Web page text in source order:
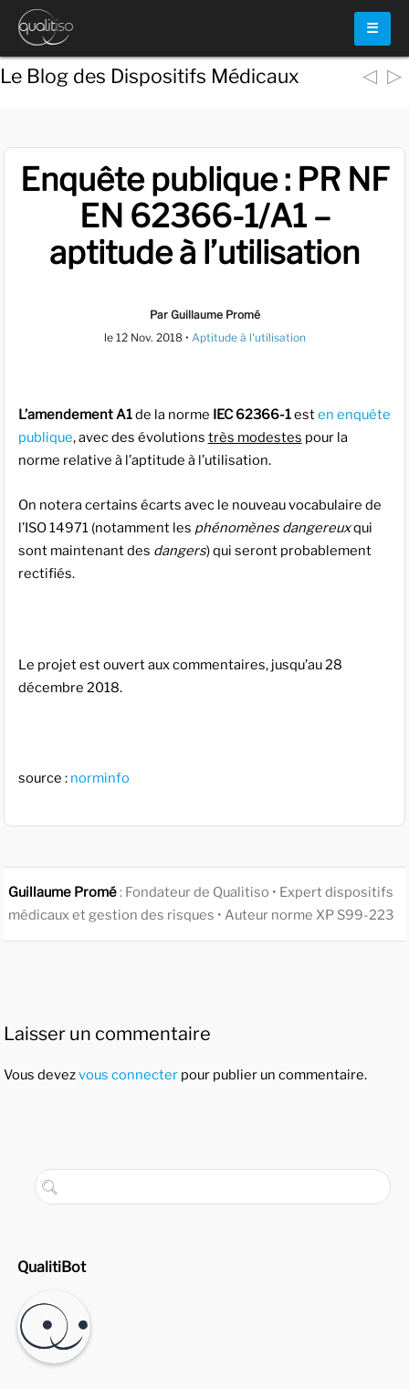
☰
Le Blog des Dispositifs Médicaux ◁ ▷
Enquête publique : PR NF
EN 62366-1/A1 –
aptitude à l’utilisation
Par Guillaume Promé
le 12 Nov. 2018 • Aptitude à l'utilisation
L’amendement A1de la norme IEC 62366-1esten enquête
publique, avec des évolutions très modestes pour la
norme relative à l’aptitude à l’utilisation.
On notera certains écarts avec le nouveau vocabulaire de
l’ISO 14971 (notamment les phénomènes dangereuxqui
sont maintenant des dangers) qui seront probablement
rectifiés.
Le projet est ouvert aux commentaires, jusqu’au 28
décembre 2018.
source : norminfo
Guillaume Promé: Fondateur de Qualitiso • Expert dispositifs
médicaux et gestion des risques • Auteur norme XP S99-223
Laisser un commentaire
Vous devezvous connecter pour publier un commentaire.
QualitiBot